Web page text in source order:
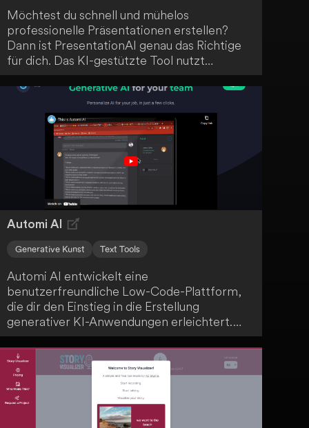
Möchtest du schnell und mühelos
professionelle Präsentationen erstellen?
Dann ist PresentationAI genau das Richtige
für dich. Das KI-gestützte Tool nutzt
ChatGPT, um ganze Präsentationen aus
deinen Eingabeaufforderungen oder Fragen
zu generieren und automatisch
personalisierte Designs zu erstellen. Dank
der intuitiven Benutzeroberfläche, Echtzeit-
Zusammenarbeit und reaktionsschnellen
Designs für verschiedene Geräte und
Bildschirmgrößen ist PresentationAI eine
echte Erleichterung.
Automi AI
Generative Kunst Text Tools
Automi AI entwickelt eine
benutzerfreundliche Low-Code-Plattform,
die dir den Einstieg in die Erstellung
generativer KI-Anwendungen erleichtert.
Diese innovative Technologie macht das
Erstellen solcher Anwendungen für dich
zugänglich, ohne dass du tiefgehende
Programmierkenntnisse benötigst.